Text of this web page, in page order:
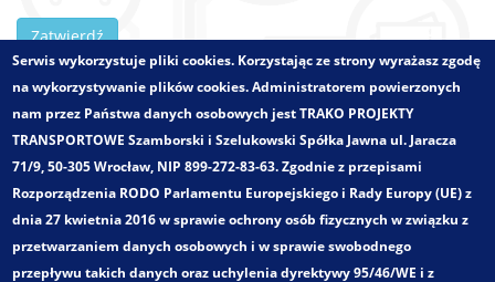
Zatwierdź
Zlecający:
Vantage Development
Województwo:
Wielkości - zakres:
Obszar miejski
Koncepcja obsługi publicznym transportem zbiorowym
północnych osiedli Wrocławia oraz osiedla Promenady
Serwis wykorzystuje pliki cookies. Korzystając ze strony wyrażasz zgodę
na wykorzystywanie plików cookies. Administratorem powierzonych
nam przez Państwa danych osobowych jest TRAKO PROJEKTY
TRANSPORTOWE Szamborski i Szelukowski Spółka Jawna ul. Jaracza
71/9, 50-305 Wrocław, NIP 899-272-83-63. Zgodnie z przepisami
Rozporządzenia RODO Parlamentu Europejskiego i Rady Europy (UE) z
dnia 27 kwietnia 2016 w sprawie ochrony osób fizycznych w związku z
przetwarzaniem danych osobowych i w sprawie swobodnego
przepływu takich danych oraz uchylenia dyrektywy 95/46/WE i z